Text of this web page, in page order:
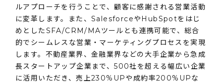
ルアプローチを行うことで、顧客に感謝される営業活動
に変革します。また、SalesforceやHubSpotをはじ
めとしたSFA/CRM/MAツールとも連携可能で、総合
的でシームレスな営業・マーケティングプロセスを実現
します。不動産業界、金融業界などの大手企業から急成
長スタートアップ企業まで、500社を超える幅広い企業
に活用いただき、売上230%UPや成約率200%UPな